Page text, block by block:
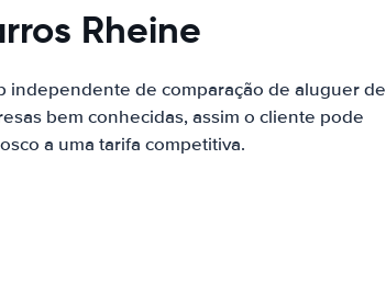
Rheine
independente de comparação de aluguer de
bem conhecidas, assim o cliente pode
a uma tarifa competitiva.